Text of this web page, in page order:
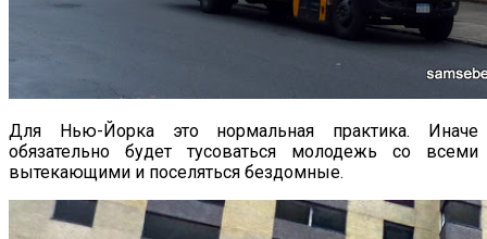
Для Нью-Йорка это нормальная практика. Иначе
обязательно будет тусоваться молодежь со всеми
вытекающими и поселяться бездомные.